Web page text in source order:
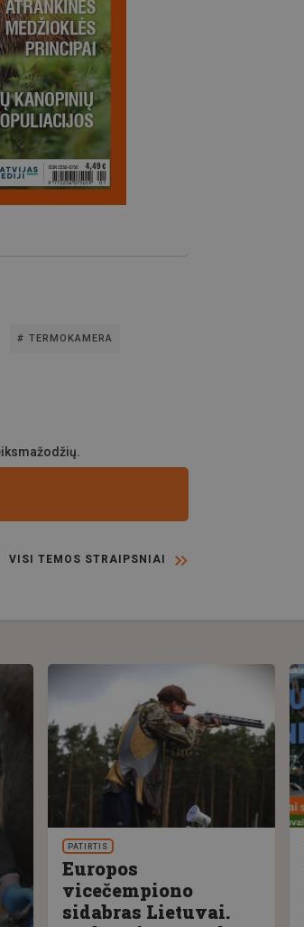
TERMOKAMERA
VISI TEMOS STRAIPSNIAI
PATIRTIS
Europos
vicečempiono
sidabras Lietuvai.